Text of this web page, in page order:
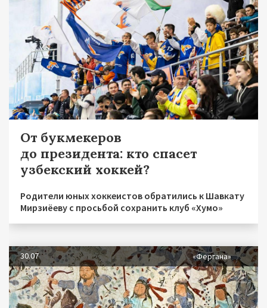
От букмекеров
до президента: кто спасет
узбекский хоккей?
Родители юных хоккеистов обратились к Шавкату
Мирзиёеву с просьбой сохранить клуб «Хумо»
30.07 «Фергана»